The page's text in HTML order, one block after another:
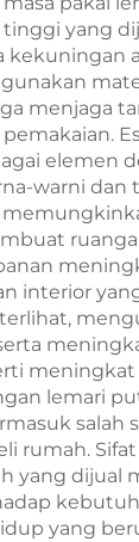
yang
kekuningan
menjaga
elemen
warni dan
interior
meningkat
lemari
salah
rumah.
yang dijual
yang